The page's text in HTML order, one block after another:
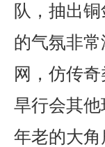
队，抽出
的气氛非
网，仿传
旱行会其
年老的大